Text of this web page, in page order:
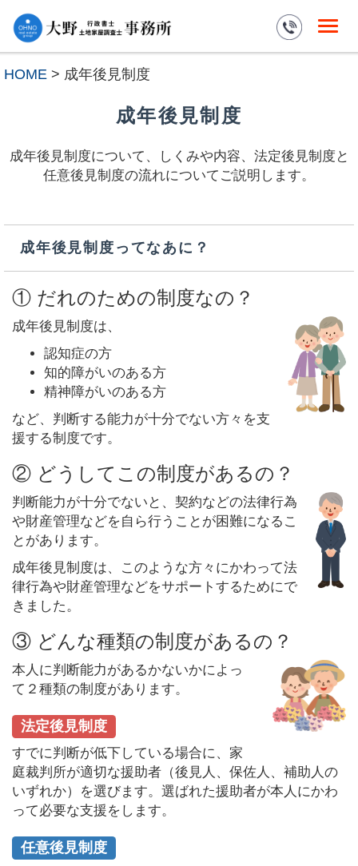
HOME > 成年後見制度
成年後見制度
成年後見制度について、しくみや内容、法定後見制度と
任意後見制度の流れについてご説明します。
成年後見制度ってなあに？
① だれのための制度なの？
成年後見制度は、
認知症の方
知的障がいのある方
精神障がいのある方
など、判断する能力が十分でない方々を支
援する制度です。
② どうしてこの制度があるの？
判断能力が十分でないと、契約などの法律行為
や財産管理などを自ら行うことが困難になるこ
とがあります。
成年後見制度は、このような方々にかわって法
律行為や財産管理などをサポートするためにで
きました。
③ どんな種類の制度があるの？
本人に判断能力があるかないかによっ
て２種類の制度があります。
法定後見制度
すでに判断が低下している場合に、家
庭裁判所が適切な援助者（後見人、保佐人、補助人の
いずれか）を選びます。選ばれた援助者が本人にかわ
って必要な支援をします。
任意後見制度